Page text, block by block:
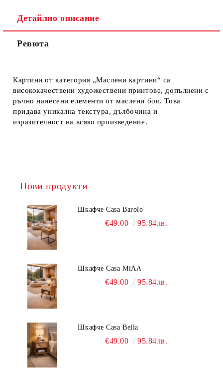
Детайлно описание
Ревюта
Картини от категория „Маслени картини“ са
висококачествени художествени принтове, допълнени с
ръчно нанесени елементи от маслени бои. Това
придава уникална текстура, дълбочина и
изразителност на всяко произведение.
Нови продукти
Шкафче Casa Barolo
€49.00 95.84лв.
Шкафче Casa MiAA
€49.00 95.84лв.
Шкафче Casa Bella
€49.00 95.84лв.